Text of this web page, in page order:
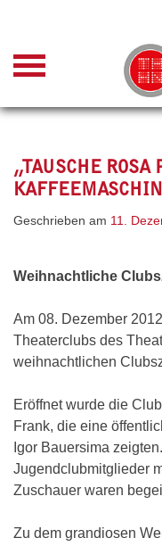
content
„TAUSCHE
Geschrieben am 11.
Weihnachtliche
Am 08. Dezember
Theaterclubs des
weihnachtlichen
Eröffnet wurde die
Frank, die eine
Igor Bauersima
Jugendclubmitglieder
Zuschauer waren
Zu dem grandiosen